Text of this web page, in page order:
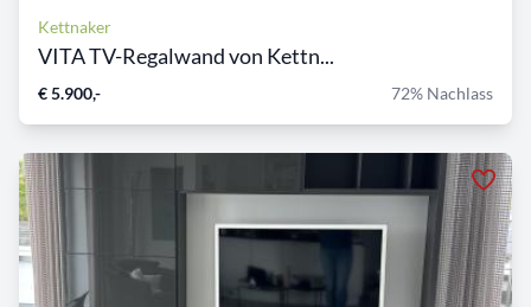
Kettnaker
VITA TV-Regalwand von Kettn...
€ 5.900,- 72% Nachlass